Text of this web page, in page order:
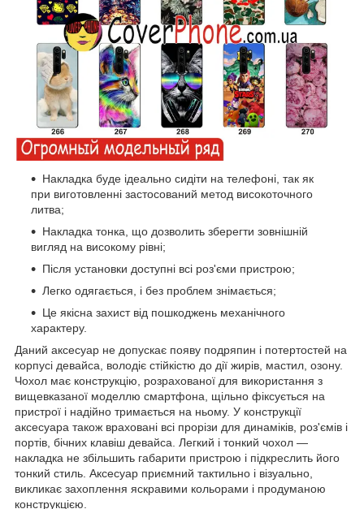
Накладка буде ідеально сидіти на телефоні, так як
при виготовленні застосований метод високоточного
литва;
Накладка тонка, що дозволить зберегти зовнішній
вигляд на високому рівні;
Після установки доступні всі роз'єми пристрою;
Легко одягається, і без проблем знімається;
Це якісна захист від пошкоджень механічного
характеру.
Даний аксесуар не допускає появу подряпин і потертостей на
корпусі девайса, володіє стійкістю до дії жирів, мастил, озону.
Чохол має конструкцію, розрахованої для використання з
вищевказаної моделлю смартфона, щільно фіксується на
пристрої і надійно тримається на ньому. У конструкції
аксесуара також враховані всі прорізи для динаміків, роз'ємів і
портів, бічних клавіш девайса. Легкий і тонкий чохол ―
накладка не збільшить габарити пристрою і підкреслить його
тонкий стиль. Аксесуар приємний тактильно і візуально,
викликає захоплення яскравими кольорами і продуманою
конструкцією.